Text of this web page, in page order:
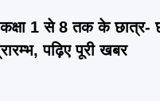
1 से 8 तक के छात्र-
पढ़िए पूरी खबर